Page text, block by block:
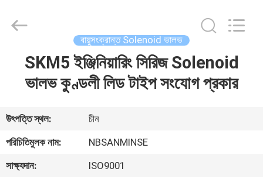
আমাদের
সম্পর্কে
Export
Reserved.
বায়ুসংক্রান্ত Solenoid ভালভ
SKM5 ইঞ্জিনিয়ারিং সিরিজ Solenoid
ভালভ কুণ্ডলী লিড টাইপ সংযোগ প্রকার
উৎপত্তি স্থল:
চীন
পরিচিতিমুলক নাম:
NBSANMINSE
সাক্ষ্যদান:
ISO9001